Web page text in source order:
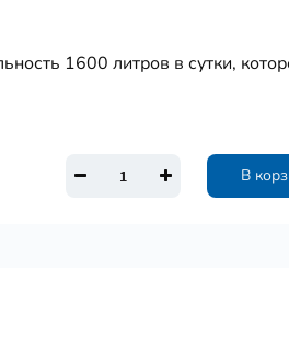
1600 литров в сутки,
В